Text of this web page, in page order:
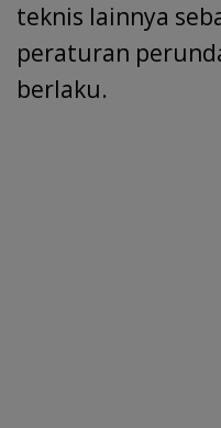
teknis lainnya
peraturan
berlaku.